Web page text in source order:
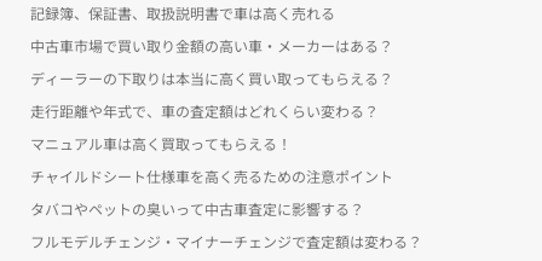
記録簿、保証書、取扱説明書で車は高く売れる
中古車市場で買い取り金額の高い車・メーカーはある？
ディーラーの下取りは本当に高く買い取ってもらえる？
走行距離や年式で、車の査定額はどれくらい変わる？
マニュアル車は高く買取ってもらえる！
チャイルドシート仕様車を高く売るための注意ポイント
タバコやペットの臭いって中古車査定に影響する？
フルモデルチェンジ・マイナーチェンジで査定額は変わる？